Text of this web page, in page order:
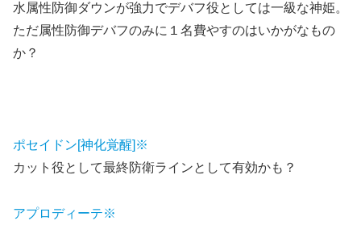
水属性防御ダウンが強力でデバフ役としては一級な神姫。
ただ属性防御デバフのみに１名費やすのはいかがなもの
か？
ポセイドン[神化覚醒]※
カット役として最終防衛ラインとして有効かも？
アプロディーテ※